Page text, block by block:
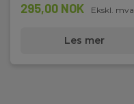
295,00 NOK Ekskl. mva
Les mer